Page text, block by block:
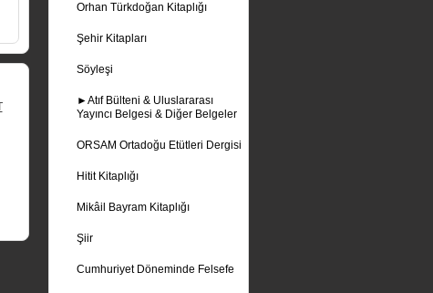
Orhan Türkdoğan Kitaplığı
Şehir Kitapları
Söyleşi
►Atıf Bülteni & Uluslararası
Yayıncı Belgesi & Diğer Belgeler
ORSAM Ortadoğu Etütleri Dergisi
Hitit Kitaplığı
Mikâil Bayram Kitaplığı
Şiir
Cumhuriyet Döneminde Felsefe